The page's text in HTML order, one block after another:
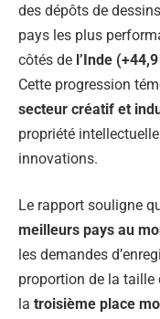
des dépôts de
pays les plus
côtés de l’Inde
Cette progression
secteur créatif et
propriété
innovations.
Le rapport souligne
meilleurs pays au
les demandes
proportion de la taille
la troisième place